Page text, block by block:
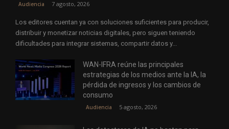
Audiencia 7 agosto, 2026
Los editores cuentan ya con soluciones suficientes para producir,
distribuir y monetizar noticias digitales, pero siguen teniendo
dificultades para integrar sistemas, compartir datos y...
WAN-IFRA reúne las principales
estrategias de los medios ante la IA, la
pérdida de ingresos y los cambios de
consumo
Audiencia 5 agosto, 2026